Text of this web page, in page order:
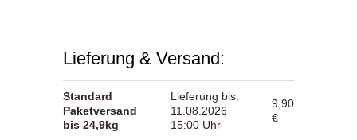
Lieferung & Versand:
Standard
Paketversand
bis 24,9kg
Lieferung bis:
11.08.2026
15:00 Uhr
9,90
€